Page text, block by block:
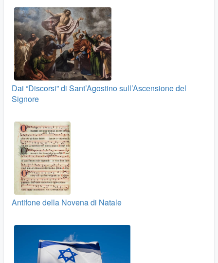
Dai “Discorsi” di Sant’Agostino sull’Ascensione del
Signore
Antifone della Novena di Natale